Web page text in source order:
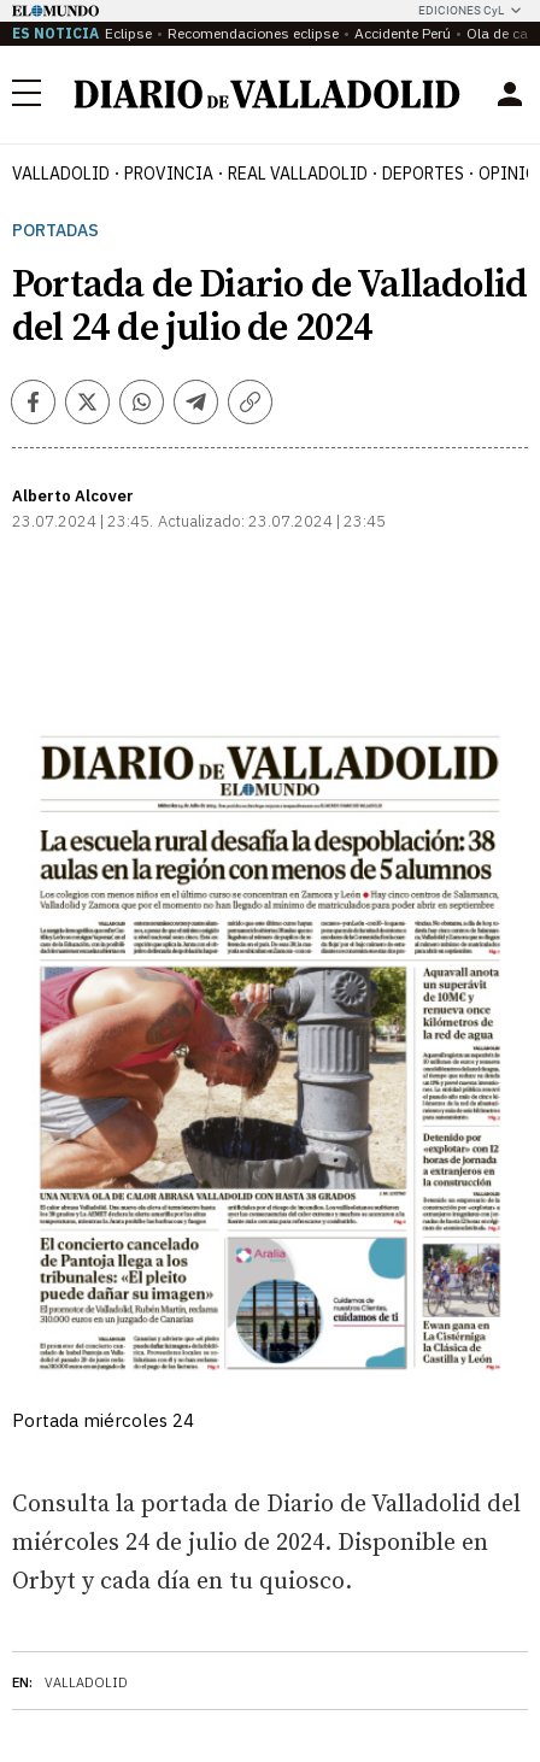
EDICIONES CyL
ES NOTICIA Eclipse Recomendaciones eclipse Accidente Perú Ola de
Menú
VALLADOLID PROVINCIA REAL VALLADOLID DEPORTES
PORTADAS
Portada de Diario de Valladolid
del 24 de julio de 2024
FacebookTwitterWhatsappTelegramCopiar
Alberto Alcover
23.07.2024 | 23:45 Actualizado: 23.07.2024 | 23:45
EN: VALLADOLID
Portada miércoles 24
Consulta la portada de Diario de Valladolid del
miércoles 24 de julio de 2024. Disponible en
Orbyt y cada día en tu quiosco.